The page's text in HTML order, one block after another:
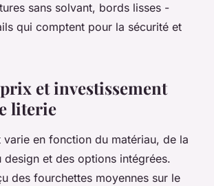
sans solvant, bords lisses -
qui comptent pour la sécurité et
et investissement
literie
varie en fonction du matériau, de la
et des options intégrées.
des fourchettes moyennes sur le